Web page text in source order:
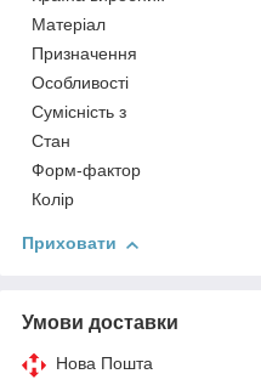
Матеріал
Призначення
Особливості
Сумісність з
Стан
Форм-фактор
Колір
Приховати
Умови доставки
Нова Пошта